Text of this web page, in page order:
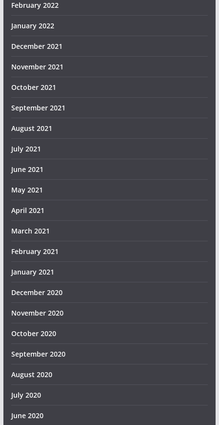
February 2022
January 2022
December 2021
November 2021
October 2021
September 2021
August 2021
July 2021
June 2021
May 2021
April 2021
March 2021
February 2021
January 2021
December 2020
November 2020
October 2020
September 2020
August 2020
July 2020
June 2020